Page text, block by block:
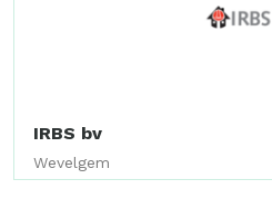
IRBS bv
Wevelgem